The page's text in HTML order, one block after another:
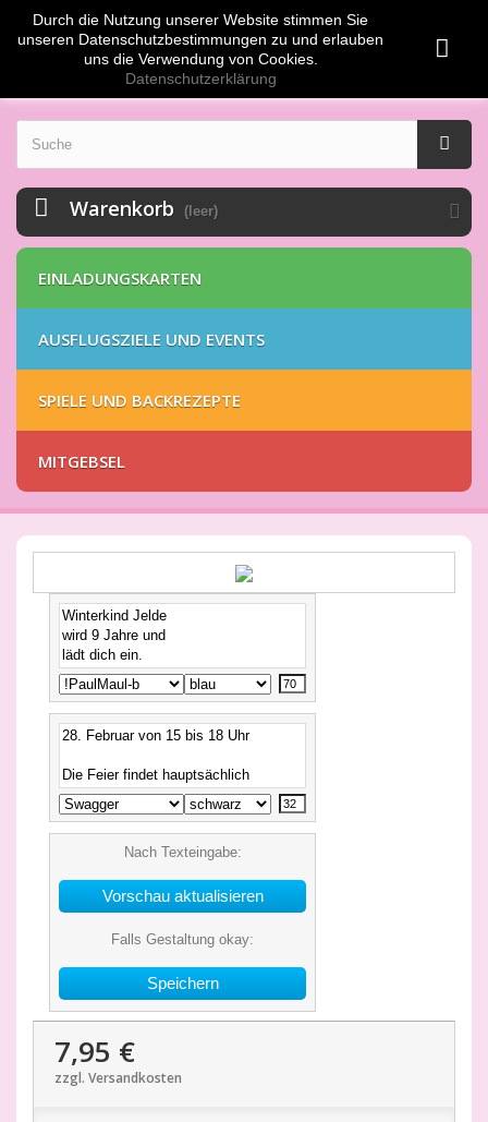
EUR
Warenkorb (leer)
EINLADUNGSKARTEN
AUSFLUGSZIELE UND EVENTS
SPIELE UND BACKREZEPTE
MITGEBSEL
Nach Texteingabe:
Falls Gestaltung okay:
Speichern
7,95 €
zzgl. Versandkosten
Durch die Nutzung unserer Website stimmen Sie
unseren Datenschutzbestimmungen zu und erlauben
uns die Verwendung von Cookies.
Datenschutzerklärung